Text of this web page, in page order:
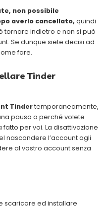
non possibile
averlo cancellato, quindi
tornare indietro e non si può
Se dunque siete decisi ad
fare.
Tinder
Tindertemporaneamente,
pausa o perché volete
fatto per voi. La disattivazione
nascondere l’account agli
al vostro account senza
scaricare ed installare